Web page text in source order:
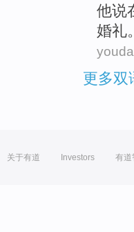
他说
婚礼。
更多双
关于有道 Investors 有道